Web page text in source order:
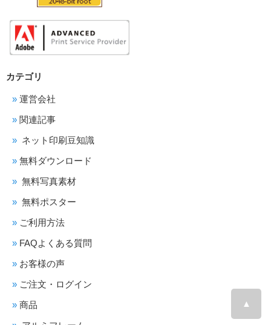
カテゴリ
運営会社
関連記事
ネット印刷豆知識
無料ダウンロード
無料写真素材
無料ポスター
ご利用方法
FAQよくある質問
お客様の声
ご注文・ログイン
商品
▲